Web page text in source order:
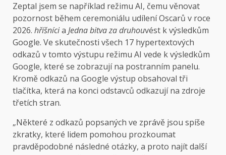
Zeptal jsem se například režimu AI, čemu věnovat
pozornost během ceremoniálu udílení Oscarů v roce
2026. hříšnícia Jedna bitva za druhouvést k výsledkům
Google. Ve skutečnosti všech 17 hypertextových
odkazů v tomto výstupu režimu AI vede k výsledkům
Google, které se zobrazují na postranním panelu.
Kromě odkazů na Google výstup obsahoval tři
tlačítka, která na konci odstavců odkazují na zdroje
třetích stran.
„Některé z odkazů popsaných ve zprávě jsou spíše
zkratky, které lidem pomohou prozkoumat
pravděpodobné následné otázky, a proto najít další